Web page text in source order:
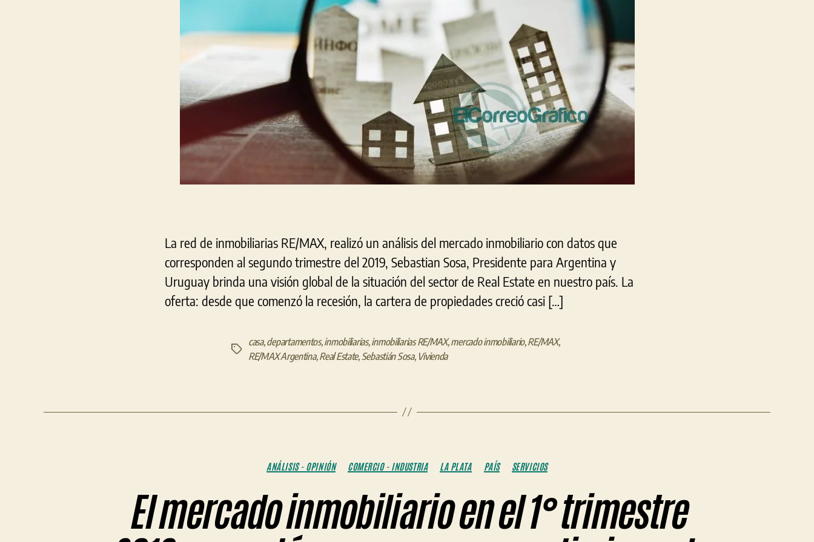
La red de inmobiliarias RE/MAX, realizó un análisis del mercado inmobiliario con datos que
corresponden al segundo trimestre del 2019, Sebastian Sosa, Presidente para Argentina y
Uruguay brinda una visión global de la situación del sector de Real Estate en nuestro país. La
oferta: desde que comenzó la recesión, la cartera de propiedades creció casi […]
Etiquetas
casa,departamentos,inmobiliarias,inmobiliarias RE/MAX,mercado inmobiliario,RE/MAX,
RE/MAX Argentina,Real Estate, Sebastián Sosa, Vivienda
Categorías
ANÁLISIS - OPINIÓN COMERCIO - INDUSTRIA LA PLATA PAÍS SERVICIOS
El mercado inmobiliario en el 1° trimestre